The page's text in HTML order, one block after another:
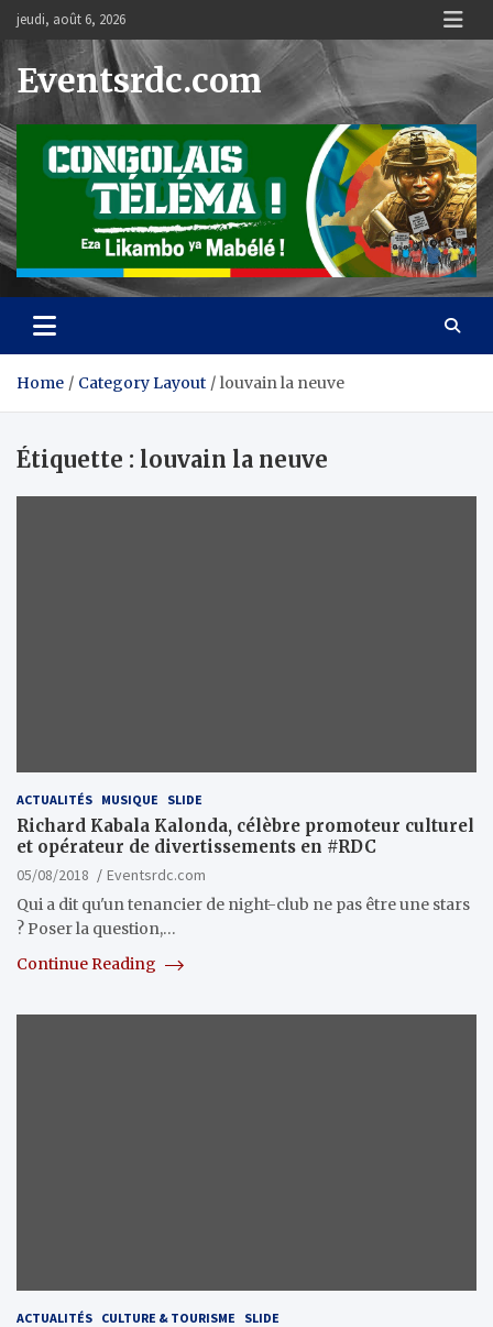
Skip
content
jeudi, août 6, 2026
Eventsrdc.com
Home Category Layout louvain la neuve
Étiquette : louvain la neuve
ACTUALITÉS MUSIQUE SLIDE
Richard Kabala Kalonda, célèbre promoteur culturel
et opérateur de divertissements en #RDC
05/08/2018
Eventsrdc.com
Qui a dit qu'un tenancier de night-club ne pas être une stars
? Poser la question,…
Continue Reading
ACTUALITÉS CULTURE & TOURISME SLIDE